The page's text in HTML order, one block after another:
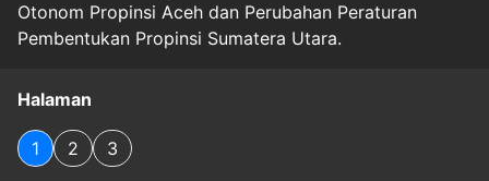
Otonom Propinsi Aceh dan Perubahan Peraturan
Pembentukan Propinsi Sumatera Utara.
Halaman
1 2 3